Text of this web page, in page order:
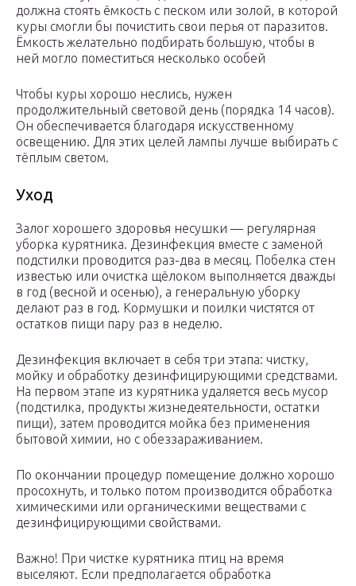
должна стоять ёмкость с песком или золой, в которой
куры смогли бы почистить свои перья от паразитов.
Ёмкость желательно подбирать большую, чтобы в
ней могло поместиться несколько особей
Чтобы куры хорошо неслись, нужен
продолжительный световой день (порядка 14 часов).
Он обеспечивается благодаря искусственному
освещению. Для этих целей лампы лучше выбирать с
тёплым светом.
Уход
Залог хорошего здоровья несушки — регулярная
уборка курятника. Дезинфекция вместе с заменой
подстилки проводится раз-два в месяц. Побелка стен
известью или очистка щёлоком выполняется дважды
в год (весной и осенью), а генеральную уборку
делают раз в год. Кормушки и поилки чистятся от
остатков пищи пару раз в неделю.
Дезинфекция включает в себя три этапа: чистку,
мойку и обработку дезинфицирующими средствами.
На первом этапе из курятника удаляется весь мусор
(подстилка, продукты жизнедеятельности, остатки
пищи), затем проводится мойка без применения
бытовой химии, но с обеззараживанием.
По окончании процедур помещение должно хорошо
просохнуть, и только потом производится обработка
химическими или органическими веществами с
дезинфицирующими свойствами.
Важно! При чистке курятника птиц на время
выселяют. Если предполагается обработка